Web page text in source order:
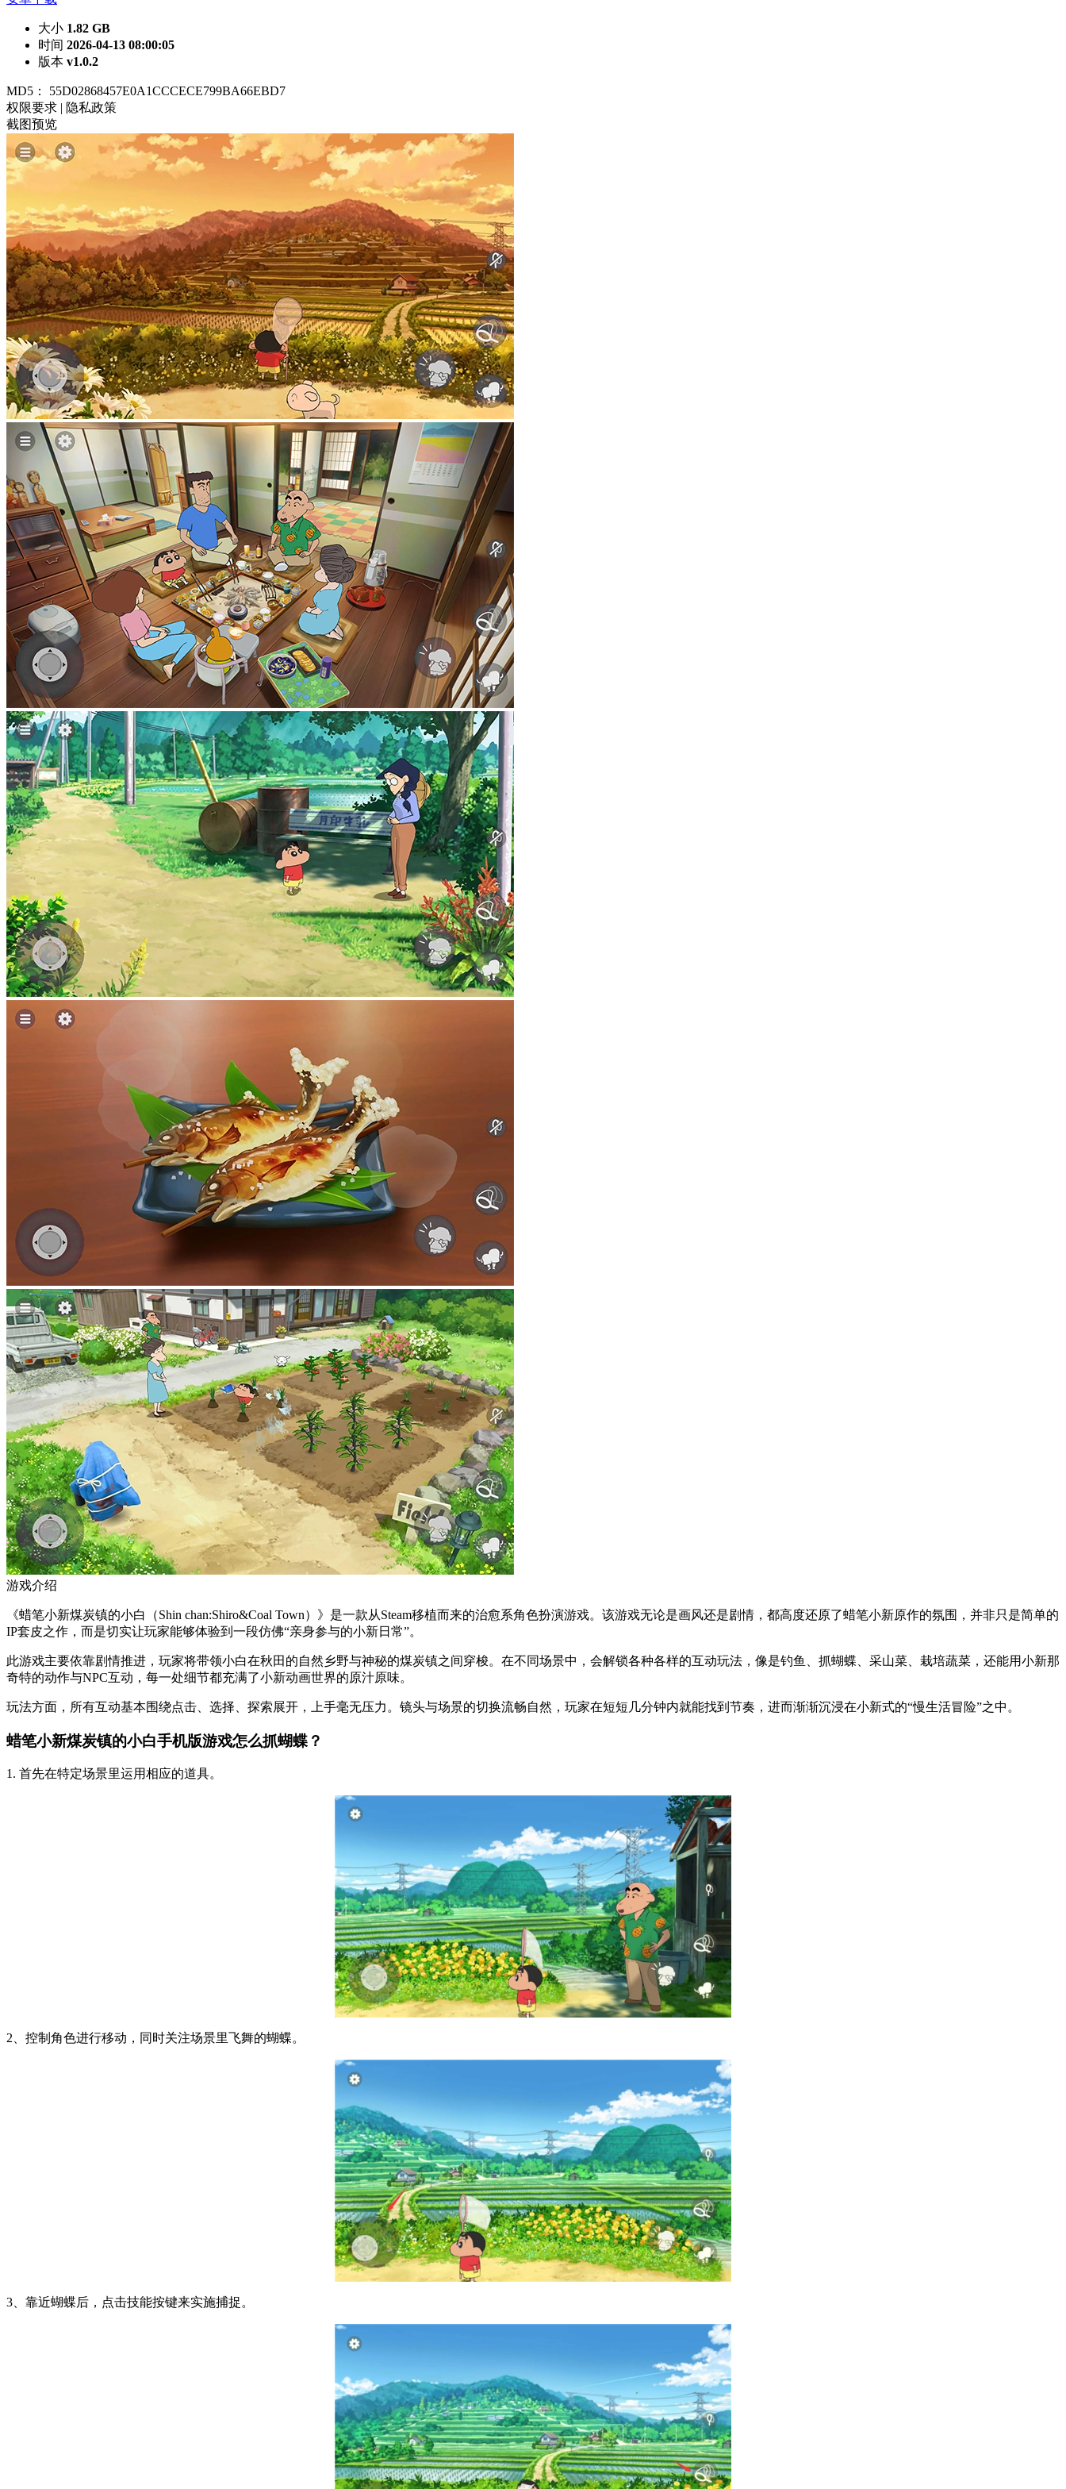
大小 1.82 GB
时间 2026-04-13 08:00:05
版本 v1.0.2
MD5： 55D02868457E0A1CCCECE799BA66EBD7
权限要求 | 隐私政策
截图预览
游戏介绍
《蜡笔小新煤炭镇的小白（Shin chan:Shiro&Coal Town）》是一款从Steam移植而来的治愈系角色扮演游戏。该游戏无论是画风还是剧情，都高度还原了蜡笔小新原作的氛围，并非只是简单的
IP套皮之作，而是切实让玩家能够体验到一段仿佛“亲身参与的小新日常”。
此游戏主要依靠剧情推进，玩家将带领小白在秋田的自然乡野与神秘的煤炭镇之间穿梭。在不同场景中，会解锁各种各样的互动玩法，像是钓鱼、抓蝴蝶、采山菜、栽培蔬菜，还能用小新那
奇特的动作与NPC互动，每一处细节都充满了小新动画世界的原汁原味。
玩法方面，所有互动基本围绕点击、选择、探索展开，上手毫无压力。镜头与场景的切换流畅自然，玩家在短短几分钟内就能找到节奏，进而渐渐沉浸在小新式的“慢生活冒险”之中。
蜡笔小新煤炭镇的小白手机版游戏怎么抓蝴蝶？
1. 首先在特定场景里运用相应的道具。
2、控制角色进行移动，同时关注场景里飞舞的蝴蝶。
3、靠近蝴蝶后，点击技能按键来实施捕捉。